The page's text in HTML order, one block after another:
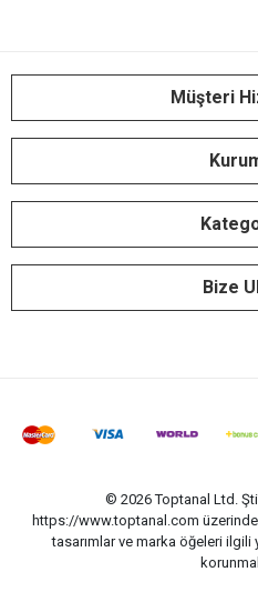
Müşteri
Bize
© 2026 Toptanal Ltd.
https://www.toptanal.com
tasarımlar ve marka öğeleri